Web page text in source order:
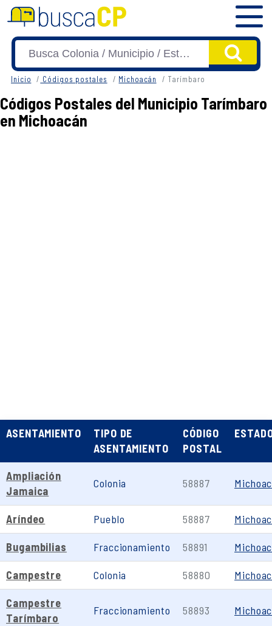
Inicio Códigos postales Michoacán Tarímbaro
Códigos Postales del Municipio Tarímbaro
en Michoacán
ASENTAMIENTO
TIPO DE
ASENTAMIENTO
CÓDIGO
POSTAL
Ampliación
Jamaica
Colonia 58887
Aríndeo Pueblo 58887
Bugambilias Fraccionamiento 58891
Campestre Colonia 58880
Campestre
Tarímbaro
Fraccionamiento 58893